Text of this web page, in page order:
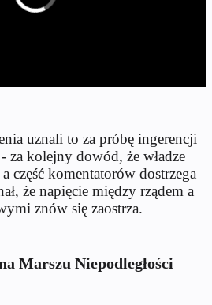
uznali to za próbę ingerencji
za kolejny dowód, że władze
część komentatorów dostrzega
że napięcie między rządem a
znów się zaostrza.
Marszu Niepodległości